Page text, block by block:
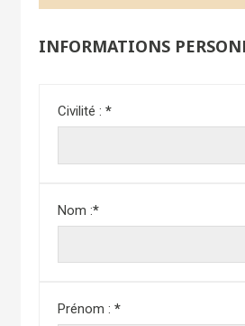
INFORMATIONS
Civilité :*
Nom :*
Prénom :*